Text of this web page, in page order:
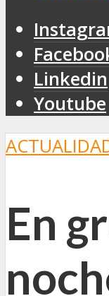
Linkedin
Youtube
En